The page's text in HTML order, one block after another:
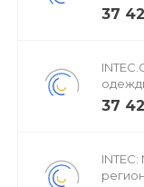
37
37